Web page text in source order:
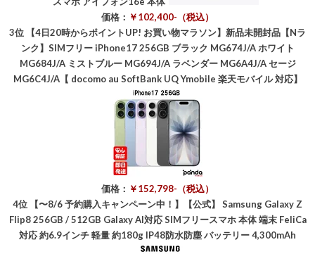
価格： ￥102,400-（税込）
3位
【4日20時からポイントUP! お買い物マラソン】新品未開封品【Nラ
ンク】SIMフリー iPhone17 256GB ブラック MG674J/A ホワイト
MG684J/A ミストブルー MG694J/A ラベンダー MG6A4J/A セージ
MG6C4J/A【 docomo au SoftBank UQ Ymobile 楽天モバイル 対応】
価格： ￥152,798-（税込）
4位
【〜8/6 予約購入キャンペーン中！】【公式】 Samsung Galaxy Z
Flip8 256GB / 512GB Galaxy AI対応 SIMフリースマホ 本体 端末 FeliCa
対応 約6.9インチ 軽量 約180g IP48防水防塵 バッテリー 4,300mAh